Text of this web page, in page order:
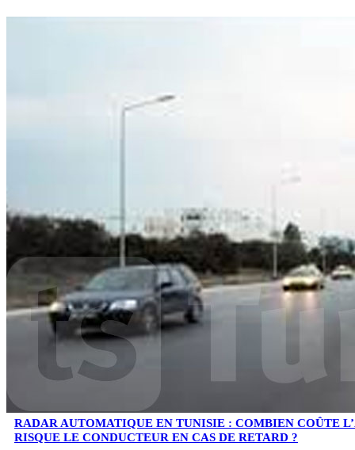
RADAR AUTOMATIQUE EN TUNISIE : COMBIEN COÛTE
RISQUE LE CONDUCTEUR EN CAS DE RETARD ?